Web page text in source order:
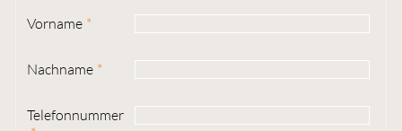
Vorname
Nachname
Telefonnummer